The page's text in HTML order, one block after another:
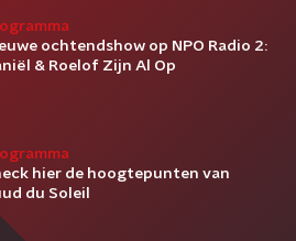
ochtendshow op NPO Radio 2:
& Roelof Zijn Al Op
hier de hoogtepunten van
du Soleil